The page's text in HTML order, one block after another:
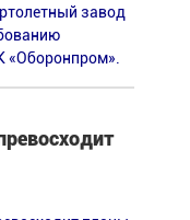
завод
«Оборонпром».